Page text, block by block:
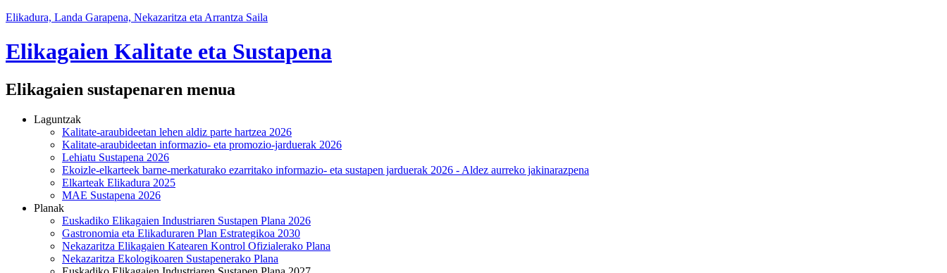
Elikadura, Landa Garapena, Nekazaritza eta Arrantza Saila
Elikagaien Kalitate eta Sustapena
Elikagaien sustapenaren menua
Laguntzak
Kalitate-araubideetan lehen aldiz parte hartzea 2026
Kalitate-araubideetan informazio- eta promozio-jarduerak 2026
Lehiatu Sustapena 2026
Ekoizle-elkarteek barne-merkaturako ezarritako informazio- eta sustapen jarduerak 2026 - Aldez aurreko jakinarazpena
Elkarteak Elikadura 2025
MAE Sustapena 2026
Planak
Euskadiko Elikagaien Industriaren Sustapen Plana 2026
Gastronomia eta Elikaduraren Plan Estrategikoa 2030
Nekazaritza Elikagaien Katearen Kontrol Ofizialerako Plana
Nekazaritza Ekologikoaren Sustapenerako Plana